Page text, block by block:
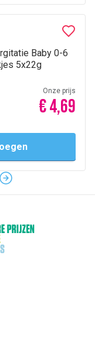
Baby 0-6
5x22g
Onze prijs
€ 4,69